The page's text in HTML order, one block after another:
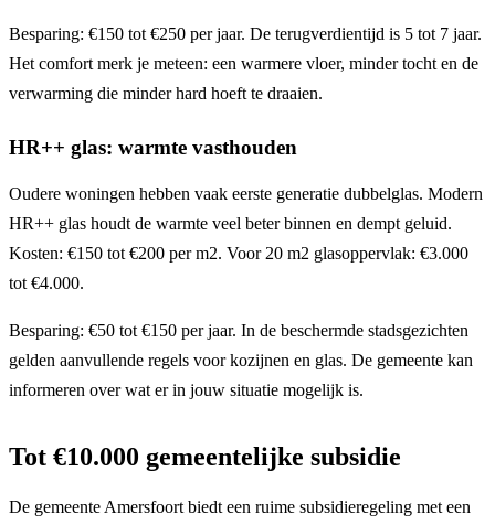
Besparing: €150 tot €250 per jaar. De terugverdientijd is 5 tot 7 jaar.
Het comfort merk je meteen: een warmere vloer, minder tocht en de
verwarming die minder hard hoeft te draaien.
HR++ glas: warmte vasthouden
Oudere woningen hebben vaak eerste generatie dubbelglas. Modern
HR++ glas houdt de warmte veel beter binnen en dempt geluid.
Kosten: €150 tot €200 per m2. Voor 20 m2 glasoppervlak: €3.000
tot €4.000.
Besparing: €50 tot €150 per jaar. In de beschermde stadsgezichten
gelden aanvullende regels voor kozijnen en glas. De gemeente kan
informeren over wat er in jouw situatie mogelijk is.
Tot €10.000 gemeentelijke subsidie
De gemeente Amersfoort biedt een ruime subsidieregeling met een